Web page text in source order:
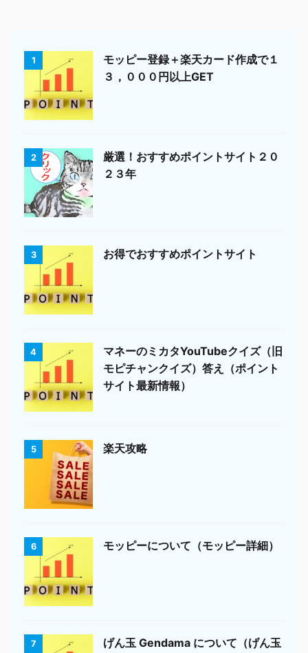
1
モッピー登録＋楽天カード作成で１
３，０００円以上GET
2
厳選！おすすめポイントサイト２０
２３年
3 お得でおすすめポイントサイト
4
マネーのミカタYouTubeクイズ（旧
モピチャンクイズ）答え（ポイント
サイト最新情報）
5 楽天攻略
6 モッピーについて（モッピー詳細）
7 げん玉 Gendama について（げん玉